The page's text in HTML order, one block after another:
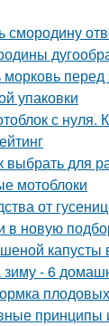
смородину
перед
упаковки
с нуля.
выбрать для
мотоблоки
от
в новую
зиму - 6